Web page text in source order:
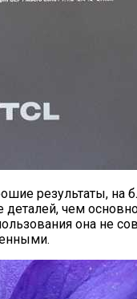
результаты, на
чем
она не